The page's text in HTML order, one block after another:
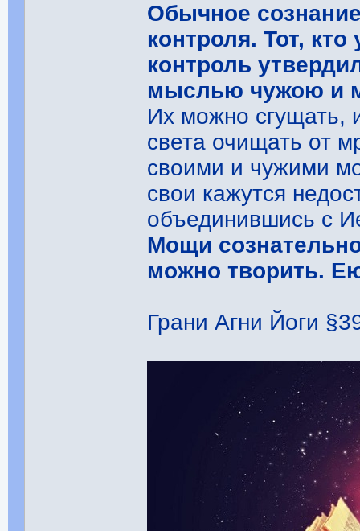
Обычное
контроля. Тот,
контроль
мыслью чужою и
Их можно сгущать,
света очищать от
своими и чужими
свои кажутся
объединившись с
Мощи
можно творить.
Грани Агни Йоги